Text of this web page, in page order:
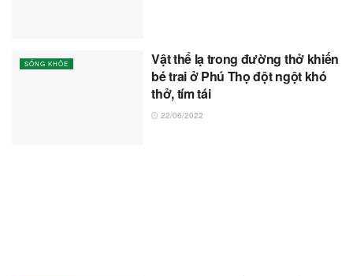
SỐNG KHỎE
Vật thể lạ trong đường thở khiến
bé trai ở Phú Thọ đột ngột khó
thở, tím tái
22/06/2022